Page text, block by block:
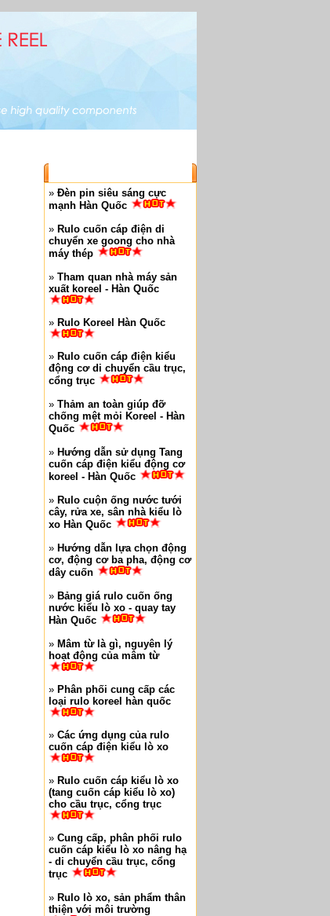
» Đèn pin siêu sáng cực
mạnh Hàn Quốc
» Rulo cuốn cáp điện di
chuyển xe goong cho nhà
máy thép
» Tham quan nhà máy sản
xuất koreel - Hàn Quốc
» Rulo Koreel Hàn Quốc
» Rulo cuốn cáp điện kiểu
động cơ di chuyển cầu trục,
cổng trục
» Thảm an toàn giúp đỡ
chống mệt mỏi Koreel - Hàn
Quốc
» Hướng dẫn sử dụng Tang
cuốn cáp điện kiểu động cơ
koreel - Hàn Quốc
» Rulo cuộn ống nước tưới
cây, rửa xe, sân nhà kiểu lò
xo Hàn Quốc
» Hướng dẫn lựa chọn động
cơ, động cơ ba pha, động cơ
dây cuốn
» Bảng giá rulo cuốn ống
nước kiểu lò xo - quay tay
Hàn Quốc
» Mâm từ là gì, nguyên lý
hoạt động của mâm từ
» Phân phối cung cấp các
loại rulo koreel hàn quốc
» Các ứng dụng của rulo
cuốn cáp điện kiểu lò xo
» Rulo cuốn cáp kiểu lò xo
(tang cuốn cáp kiểu lò xo)
cho cầu trục, cổng trục
» Cung cấp, phân phối rulo
cuốn cáp kiểu lò xo nâng hạ
- di chuyển cầu trục, cổng
trục
» Rulo lò xo, sản phẩm thân
thiện với môi trường